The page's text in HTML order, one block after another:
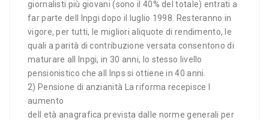
giornalisti più giovani (sono il 40% del totale) entrati a
far parte dell Inpgi dopo il luglio 1998. Resteranno in
vigore, per tutti, le migliori aliquote di rendimento, le
quali a parità di contribuzione versata consentono di
maturare all Inpgi, in 30 anni, lo stesso livello
pensionistico che all Inps si ottiene in 40 anni.
2) Pensione di anzianità La riforma recepisce l
aumento
dell età anagrafica prevista dalle norme generali per